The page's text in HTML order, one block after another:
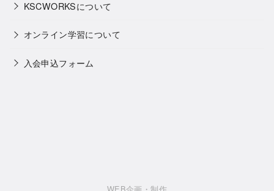
KSCWORKSについて
オンライン学習について
入会申込フォーム
WEB企画・制作